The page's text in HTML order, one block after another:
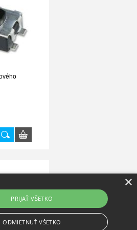
×
PRIJAŤ VŠETKO
ODMIETNUŤ VŠETKO